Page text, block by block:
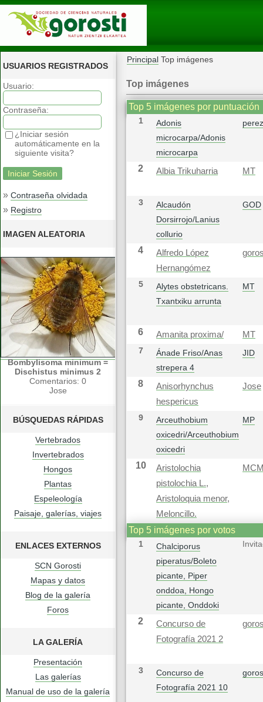
USUARIOS REGISTRADOS
Usuario:
Contraseña:
¿Iniciar sesión
automáticamente en la
siguiente visita?
» Contraseña olvidada
» Registro
IMAGEN ALEATORIA
Bombylisoma minimum =
Dischistus minimus 2
Comentarios: 0
Jose
BÚSQUEDAS RÁPIDAS
Vertebrados
Invertebrados
Hongos
Plantas
Espeleología
Paisaje, galerías, viajes
ENLACES EXTERNOS
SCN Gorosti
Mapas y datos
Blog de la galería
Foros
LA GALERÍA
Presentación
Las galerías
Manual de uso de la galería
Principal Top imágenes
Top imágenes
Top 5 imágenes por puntuación
1
Adonis
microcarpa/Adonis
microcarpa
2 Albia Trikuharria MT
3
Alcaudón
Dorsirrojo/Lanius
collurio
GOD
4
Alfredo López
Hernangómez
5
Alytes obstetricans.
Txantxiku arrunta
MT
6 Amanita proxima/
MT
7
Ánade Friso/Anas
strepera 4
JID
8
Anisorhynchus
hespericus
Jose
9
Arceuthobium
oxicedri/Arceuthobium
oxicedri
MP
10
Aristolochia
pistolochia L.,
Aristoloquia menor,
Meloncillo.
Top 5 imágenes por votos
1
Chalciporus
piperatus/Boleto
picante, Piper
onddoa, Hongo
picante, Onddoki
2
Concurso de
Fotografía 2021 2
3
Concurso de
Fotografía 2021 10